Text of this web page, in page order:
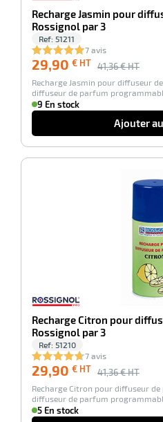
Recharge Jasmin pour
Rossignol par 3
Ref: 51211
7 avis
29,90 € HT 41,36 € HT
Recharge Jasmin pour diffuseur
diffuseur de parfum
9 En stock
Ajouter
Recharge Citron pour
Rossignol par 3
Ref: 51210
7 avis
29,90 € HT 41,36 € HT
Recharge Citron pour diffuseur
diffuseur de parfum
5 En stock